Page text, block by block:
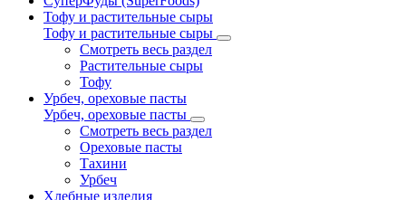
Тофу и растительные сыры
Тофу и растительные сыры
Смотреть весь раздел
Растительные сыры
Тофу
Урбеч, ореховые пасты
Урбеч, ореховые пасты
Смотреть весь раздел
Ореховые пасты
Тахини
Урбеч
Хлебные изделия